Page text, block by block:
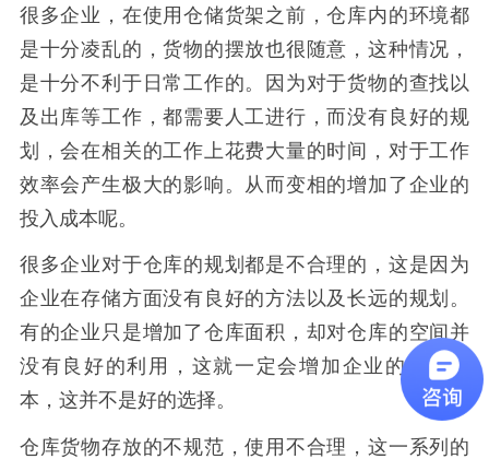
很多企业，在使用仓储货架之前，仓库内的环境都
是十分凌乱的，货物的摆放也很随意，这种情况，
是十分不利于日常工作的。因为对于货物的查找以
及出库等工作，都需要人工进行，而没有良好的规
划，会在相关的工作上花费大量的时间，对于工作
效率会产生极大的影响。从而变相的增加了企业的
投入成本呢。
很多企业对于仓库的规划都是不合理的，这是因为
企业在存储方面没有良好的方法以及长远的规划。
有的企业只是增加了仓库面积，却对仓库的空间并
没有良好的利用，这就一定会增加企业的投入成
本，这并不是好的选择。
仓库货物存放的不规范，使用不合理，这一系列的